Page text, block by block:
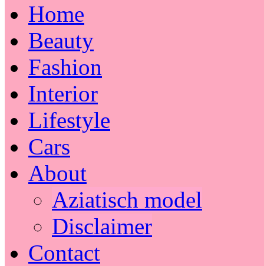
Home
Beauty
Fashion
Interior
Lifestyle
Cars
About
Aziatisch model
Disclaimer
Contact